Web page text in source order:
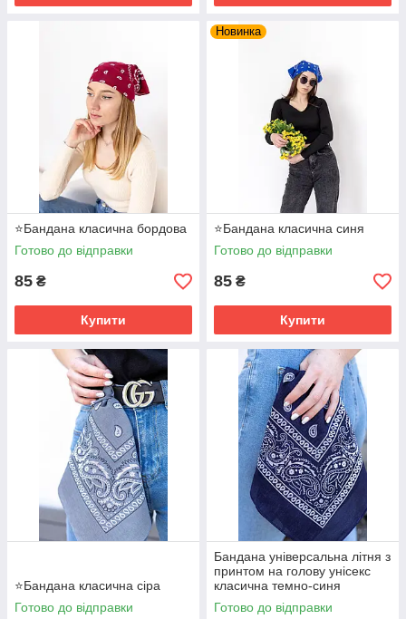
⭐Бандана класична бордова
Готово до відправки
85 ₴
Купити
Новинка
⭐Бандана класична синя
Готово до відправки
85 ₴
Купити
⭐Бандана класична сіра
Готово до відправки
Бандана універсальна літня з
принтом на голову унісекс
класична темно-синя
Готово до відправки